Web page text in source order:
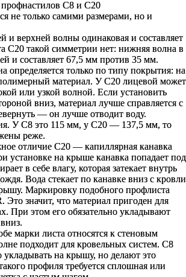
не только самими размерами, но и
верхней волны одинаковая и составляет
С20 такой симметрии нет: нижняя волна в
и составляет 67,5 мм против 35 мм.
определяется только по типу покрытия: на
материал. У С20 лицевой может
или узкой волной. Если установить
вниз, материал лучше справляется с
— он лучше отводит воду.
У С8 это 115 мм, у С20 — 137,5 мм, то
реже.
отличие С20 — капиллярная канавка
установке на крыше канавка попадает под
в себе влагу, которая затекает внутрь
Вода стекает по канавке вниз с кровли
Маркировку подобного профлиста
Это значит, что материал пригоден для
При этом его обязательно укладывают
марки листа относятся к стеновым
подходит для кровельных систем. С8
укладывать на крышу, но делают это
профиля требуется сплошная или